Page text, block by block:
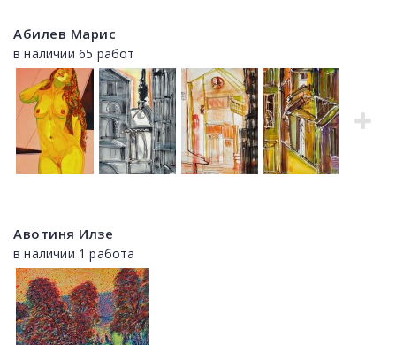
Абилев Марис
в наличии 65 работ
Авотиня Илзе
в наличии 1 работа